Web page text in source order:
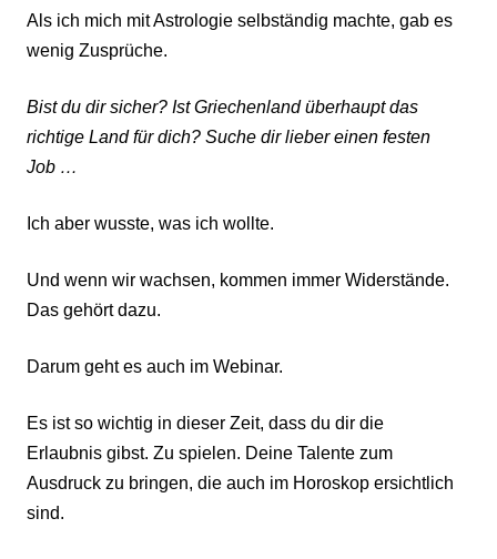
Als ich mich mit Astrologie selbständig machte, gab es
wenig Zusprüche.
Bist du dir sicher? Ist Griechenland überhaupt das
richtige Land für dich? Suche dir lieber einen festen
Job …
Ich aber wusste, was ich wollte.
Und wenn wir wachsen, kommen immer Widerstände.
Das gehört dazu.
Darum geht es auch im Webinar.
Es ist so wichtig in dieser Zeit, dass du dir die
Erlaubnis gibst. Zu spielen. Deine Talente zum
Ausdruck zu bringen, die auch im Horoskop ersichtlich
sind.